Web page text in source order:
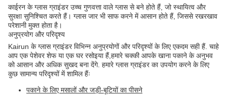
काईरन के ग्लास ग्राइंडर उच्च गुणवत्ता वाले ग्लास से बने होते हैं, जो स्थायित्व और
सुरक्षा सुनिश्चित करते हैं। ग्लास जार भी साफ करने में आसान होते हैं, जिससे रखरखाव
परेशानी मुक्त होता है।
अनुप्रयोग और परिदृश्य
Kairun के ग्लास ग्राइंडर विभिन्न अनुप्रयोगों और परिदृश्यों के लिए एकदम सही हैं. चाहे
आप एक पेशेवर शेफ या एक घर रसोइया हैं,हमारे चक्की आपके खाना पकाने के अनुभव
को आसान और अधिक सुखद बना देंगे. हमारे ग्लास ग्राइंडर का उपयोग करने के लिए
कुछ सामान्य परिदृश्यों में शामिल हैंः
पकाने के लिए मसालों और जड़ी-बूटियों का पीसने